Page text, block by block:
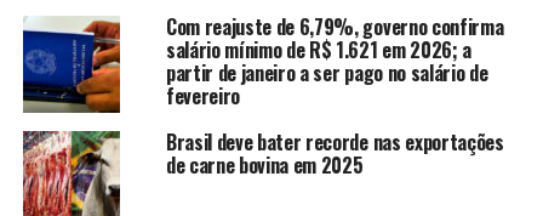
Com reajuste de 6,79%, governo confirma
salário mínimo de R$ 1.621 em 2026; a
partir de janeiro a ser pago no salário de
fevereiro
Brasil deve bater recorde nas exportações
de carne bovina em 2025